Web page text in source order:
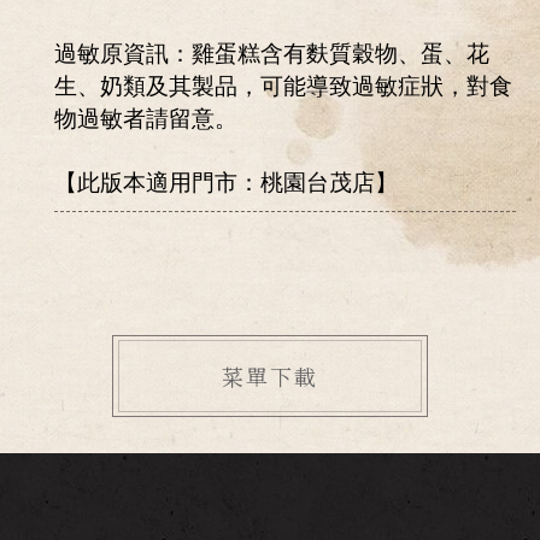
過敏原資訊：雞蛋糕含有麩質穀物、蛋、花
生、奶類及其製品，可能導致過敏症狀，對食
物過敏者請留意。
【此版本適用門市：桃園台茂店】
菜單下載